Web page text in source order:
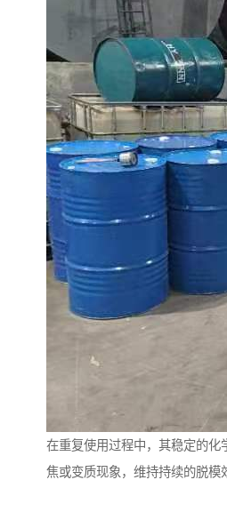
在重复使用过程中，其稳定的化
焦或变质现象，维持持续的脱模